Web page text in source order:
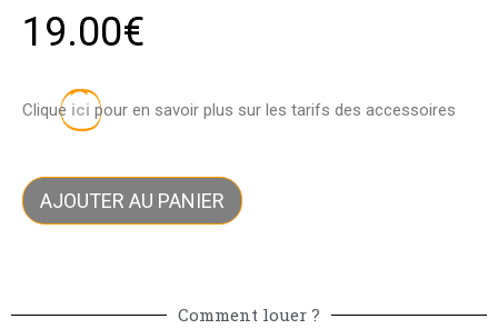
19.00€
Clique ici pour en savoir plus sur les tarifs des accessoires
AJOUTER AU PANIER
Comment louer ?